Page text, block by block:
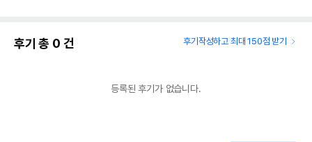
후기 총 0 건 후기작성하고 최대 150점 받기
등록된 후기가 없습니다.